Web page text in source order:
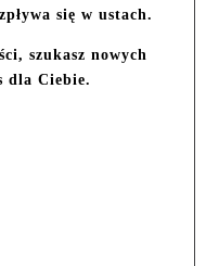
się w ustach.
szukasz nowych
dla Ciebie.